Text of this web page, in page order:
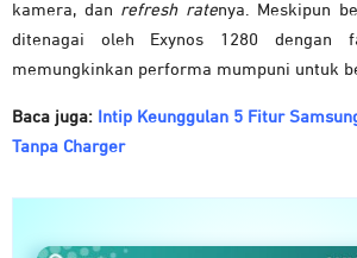
kamera, dan refresh ratenya. Meskipun
ditenagai oleh Exynos 1280 dengan
memungkinkan performa mumpuni untuk
Baca juga: Intip Keunggulan 5 Fitur
Tanpa Charger